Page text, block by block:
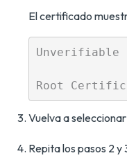
El certificado
Vuelva a seleccionar
Repita los pasos 2